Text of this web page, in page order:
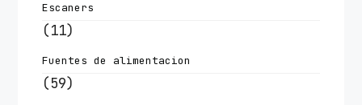
Escaners
(11)
Fuentes de alimentacion
(59)